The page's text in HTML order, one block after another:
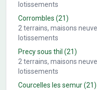
lotissements
Corrombles (21)
2terrains, maisons
lotissements
Precy sous thil (21)
2terrains, maisons
lotissements
Courcelles les semur(21)